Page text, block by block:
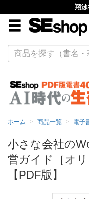
翔
ホーム 商品一覧 電子
小さな会社の
営ガイド［オ
【PDF版】